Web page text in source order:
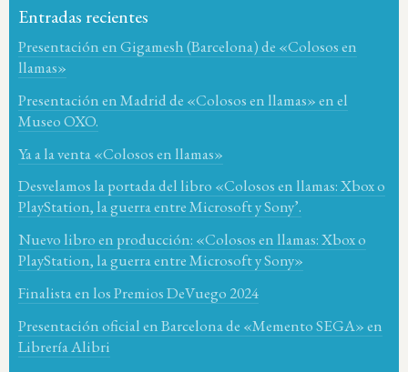
Entradas recientes
Presentación en Gigamesh (Barcelona) de «Colosos en
llamas»
Presentación en Madrid de «Colosos en llamas» en el
Museo OXO.
Ya a la venta «Colosos en llamas»
Desvelamos la portada del libro «Colosos en llamas: Xbox o
PlayStation, la guerra entre Microsoft y Sony’.
Nuevo libro en producción: «Colosos en llamas: Xbox o
PlayStation, la guerra entre Microsoft y Sony»
Finalista en los Premios DeVuego 2024
Presentación oficial en Barcelona de «Memento SEGA» en
Librería Alibri